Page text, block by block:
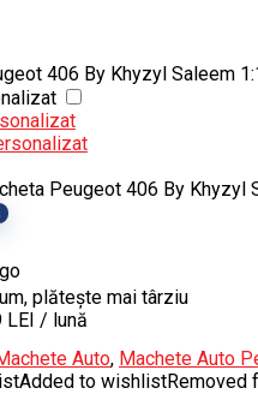
406 By Khyzyl Saleem
Peugeot 406 By Khyzyl
plătește mai târziu
LEI / lună
Auto, Machete Auto
Added to wishlistRemoved